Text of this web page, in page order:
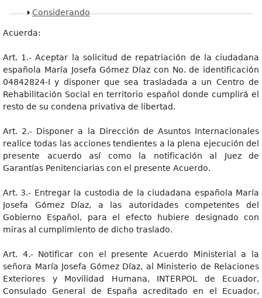
Mostrar
Considerando
Acuerda:
Art. 1.- Aceptar la solicitud de repatriación de la ciudadana
española María Josefa Gómez Díaz con No. de identificación
04842824-I y disponer que sea trasladada a un Centro de
Rehabilitación Social en territorio español donde cumplirá el
resto de su condena privativa de libertad.
Art. 2.- Disponer a la Dirección de Asuntos Internacionales
realice todas las acciones tendientes a la plena ejecución del
presente acuerdo así como la notificación al Juez de
Garantías Penitenciarias con el presente Acuerdo.
Art. 3.- Entregar la custodia de la ciudadana española María
Josefa Gómez Díaz, a las autoridades competentes del
Gobierno Español, para el efecto hubiere designado con
miras al cumplimiento de dicho traslado.
Art. 4.- Notificar con el presente Acuerdo Ministerial a la
señora María Josefa Gómez Díaz, al Ministerio de Relaciones
Exteriores y Movilidad Humana, INTERPOL de Ecuador,
Consulado General de España acreditado en el Ecuador,